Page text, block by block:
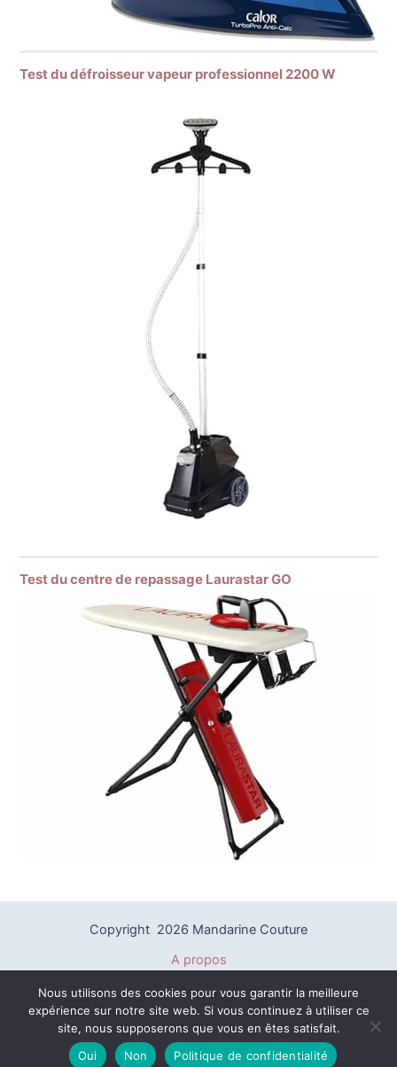
Test du défroisseur vapeur professionnel 2200 W
Test du centre de repassage Laurastar GO
Copyright 2026 Mandarine Couture
A propos
Mentions légales
Plan du site
Contact
Nous utilisons des cookies pour vous garantir la meilleure
expérience sur notre site web. Si vous continuez à utiliser ce
site, nous supposerons que vous en êtes satisfait.
Oui
Non Politique de confidentialité